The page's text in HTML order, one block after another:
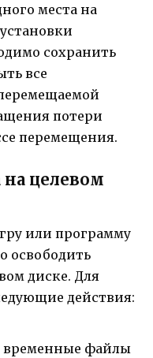
места на
сохранить
все
потери
перемещения.
целевом
или программу
освободить
диске. Для
действия:
временные файлы